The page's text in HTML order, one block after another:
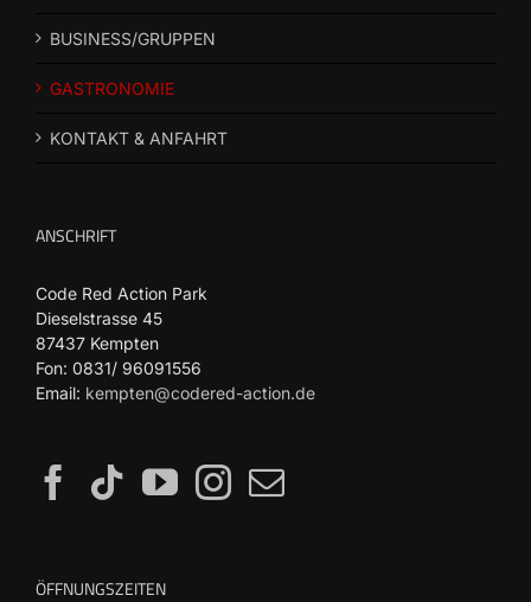
BUSINESS/GRUPPEN
GASTRONOMIE
KONTAKT & ANFAHRT
ANSCHRIFT
Code Red Action Park
Dieselstrasse 45
87437 Kempten
Fon: 0831/ 96091556
Email: kempten@codered-action.de
ÖFFNUNGSZEITEN